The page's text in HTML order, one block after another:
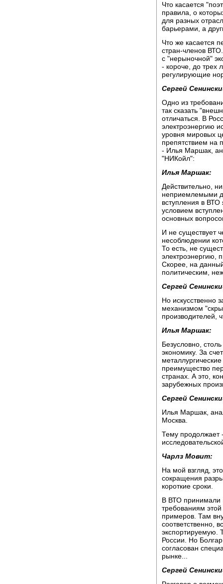
Что касается
правила, о
для разных
барьерами, а
Что же касается
стран-членов
с "нерыночной"
- короче, до трех
регулирующие
Сергей
Одно из
так сказать
отличаться. В
электроэнергию
уровня мировых
препятствием на
- Илья Маршак,
"НИКойл":
Илья Маршак:
Действительно,
неприемлемыми
вступления в ВТО
условием
основных
И не существует
несоблюдении
То есть, не
электроэнергию,
Скорее, на
политическим,
Сергей
Но искусственно
механизмом
производителей,
Илья Маршак:
Безусловно,
экономику. За
преимущество
странах. А это,
зарубежных
Сергей
Илья Маршак,
Москва.
Тему продолжает
Чарлз Мовит:
На мой взгляд,
сокращения
короткие сроки.
В ВТО принимали
требованиям
примеров. Там
соответственно,
экспортируемую.
России. Но
согласован
рынке...
Сергей